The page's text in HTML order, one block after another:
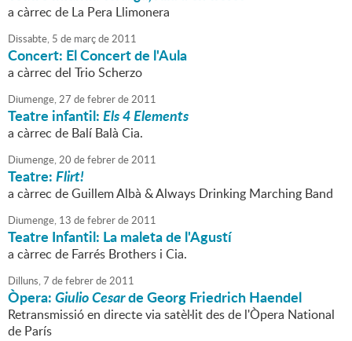
a càrrec de La Pera Llimonera
Dissabte, 5 de marçde2011
Concert: El Concert de l'Aula
a càrrec del Trio Scherzo
Diumenge,27 defebrerde2011
Teatre infantil:Els 4 Elements
a càrrec de Balí Balà Cia.
Diumenge,20 defebrerde2011
Teatre:Flirt!
a càrrec de Guillem Albà & Always Drinking Marching Band
Diumenge, 13 defebrerde2011
Teatre Infantil: La maleta de l'Agustí
a càrrec de Farrés Brothers i Cia.
Dilluns,7 defebrerde2011
Òpera:Giulio Cesarde Georg Friedrich Haendel
Retransmissió en directe via satèl·lit des de l'Òpera National
de París